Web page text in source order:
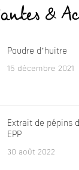
&
Poudre d’huitre
15 décembre 2021
Extrait de pépins
EPP
30 août 2022